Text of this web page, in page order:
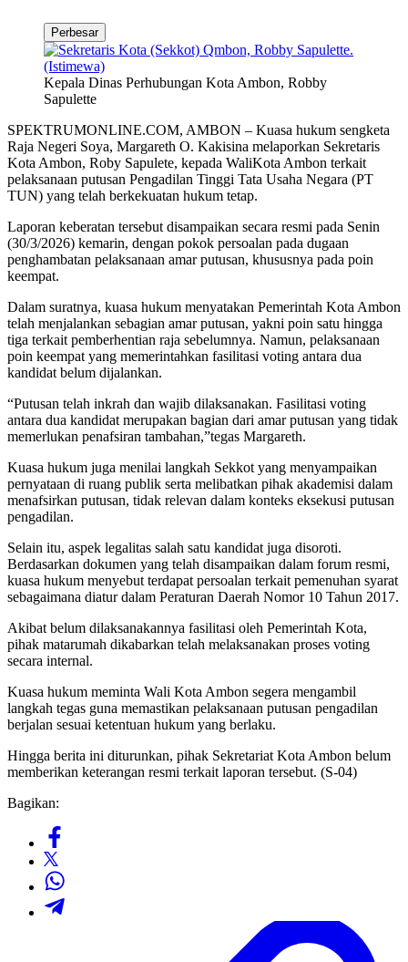
Perbesar
Kepala Dinas Perhubungan Kota Ambon, Robby
Sapulette
SPEKTRUMONLINE.COM, AMBON – Kuasa hukum sengketa
Raja Negeri Soya, Margareth O. Kakisina melaporkan Sekretaris
Kota Ambon, Roby Sapulete, kepada WaliKota Ambon terkait
pelaksanaan putusan Pengadilan Tinggi Tata Usaha Negara (PT
TUN) yang telah berkekuatan hukum tetap.
Laporan keberatan tersebut disampaikan secara resmi pada Senin
(30/3/2026) kemarin, dengan pokok persoalan pada dugaan
penghambatan pelaksanaan amar putusan, khususnya pada poin
keempat.
Dalam suratnya, kuasa hukum menyatakan Pemerintah Kota Ambon
telah menjalankan sebagian amar putusan, yakni poin satu hingga
tiga terkait pemberhentian raja sebelumnya. Namun, pelaksanaan
poin keempat yang memerintahkan fasilitasi voting antara dua
kandidat belum dijalankan.
“Putusan telah inkrah dan wajib dilaksanakan. Fasilitasi voting
antara dua kandidat merupakan bagian dari amar putusan yang tidak
memerlukan penafsiran tambahan,”tegas Margareth.
Kuasa hukum juga menilai langkah Sekkot yang menyampaikan
pernyataan di ruang publik serta melibatkan pihak akademisi dalam
menafsirkan putusan, tidak relevan dalam konteks eksekusi putusan
pengadilan.
Selain itu, aspek legalitas salah satu kandidat juga disoroti.
Berdasarkan dokumen yang telah disampaikan dalam forum resmi,
kuasa hukum menyebut terdapat persoalan terkait pemenuhan syarat
sebagaimana diatur dalam Peraturan Daerah Nomor 10 Tahun 2017.
Akibat belum dilaksanakannya fasilitasi oleh Pemerintah Kota,
pihak matarumah dikabarkan telah melaksanakan proses voting
secara internal.
Kuasa hukum meminta Wali Kota Ambon segera mengambil
langkah tegas guna memastikan pelaksanaan putusan pengadilan
berjalan sesuai ketentuan hukum yang berlaku.
Hingga berita ini diturunkan, pihak Sekretariat Kota Ambon belum
memberikan keterangan resmi terkait laporan tersebut. (S-04)
Bagikan: